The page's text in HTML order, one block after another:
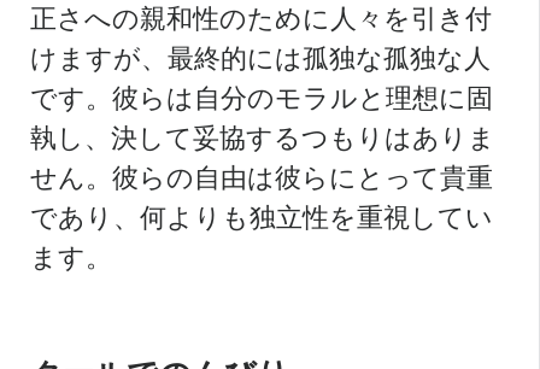
正さへの親和性のために人々を引き付
けますが、最終的には孤独な孤独な人
です。彼らは自分のモラルと理想に固
執し、決して妥協するつもりはありま
せん。彼らの自由は彼らにとって貴重
であり、何よりも独立性を重視してい
ます。